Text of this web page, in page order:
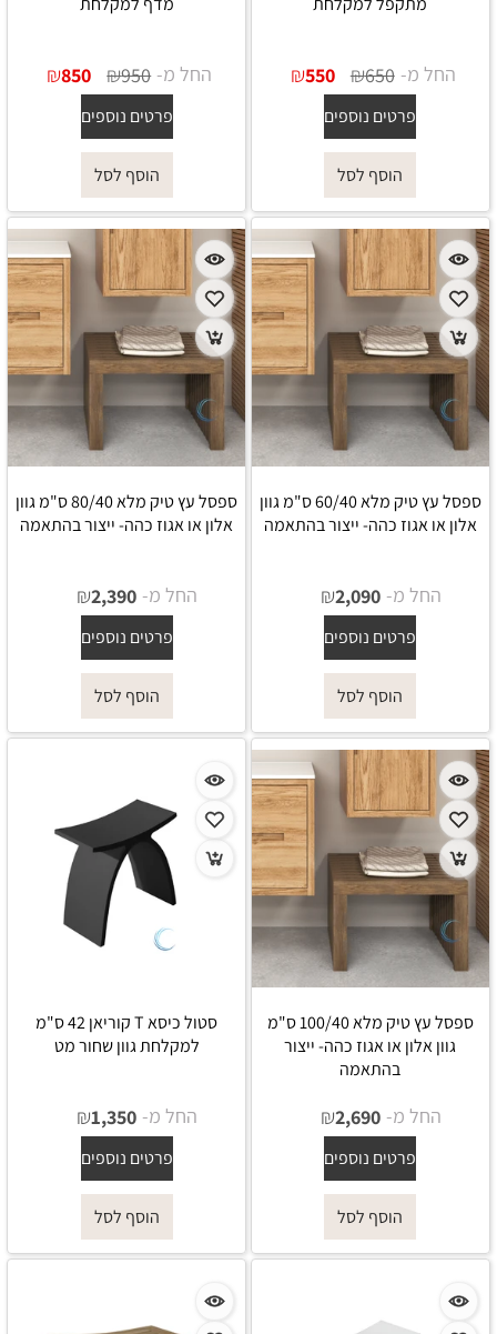
החל מ- ₪650
₪550
פרטים נוספים
הוסף לסל
החל מ- ₪950
₪850
פרטים נוספים
הוסף לסל
ספסל עץ טיק מלא 60/40 ס"מ גוון
אלון או אגוז כהה- ייצור בהתאמה
החל מ- ₪2,090
פרטים נוספים
הוסף לסל
ספסל עץ טיק מלא 80/40 ס"מ גוון
אלון או אגוז כהה- ייצור בהתאמה
החל מ- ₪2,390
פרטים נוספים
הוסף לסל
ספסל עץ טיק מלא 100/40 ס"מ
גוון אלון או אגוז כהה- ייצור
בהתאמה
החל מ- ₪2,690
פרטים נוספים
הוסף לסל
סטול כיסא T קוריאן 42 ס"מ
למקלחת גוון שחור מט
החל מ- ₪1,350
פרטים נוספים
הוסף לסל